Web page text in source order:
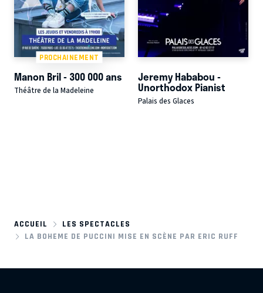
PROCHAINEMENT
Manon Bril - 300 000 ans
Théâtre de la Madeleine
Jeremy Hababou -
Unorthodox Pianist
Palais des Glaces
ACCUEIL
LES SPECTACLES
LA BOHEME DE PUCCINI MISE EN SCÈNE PAR ERIC RUFF